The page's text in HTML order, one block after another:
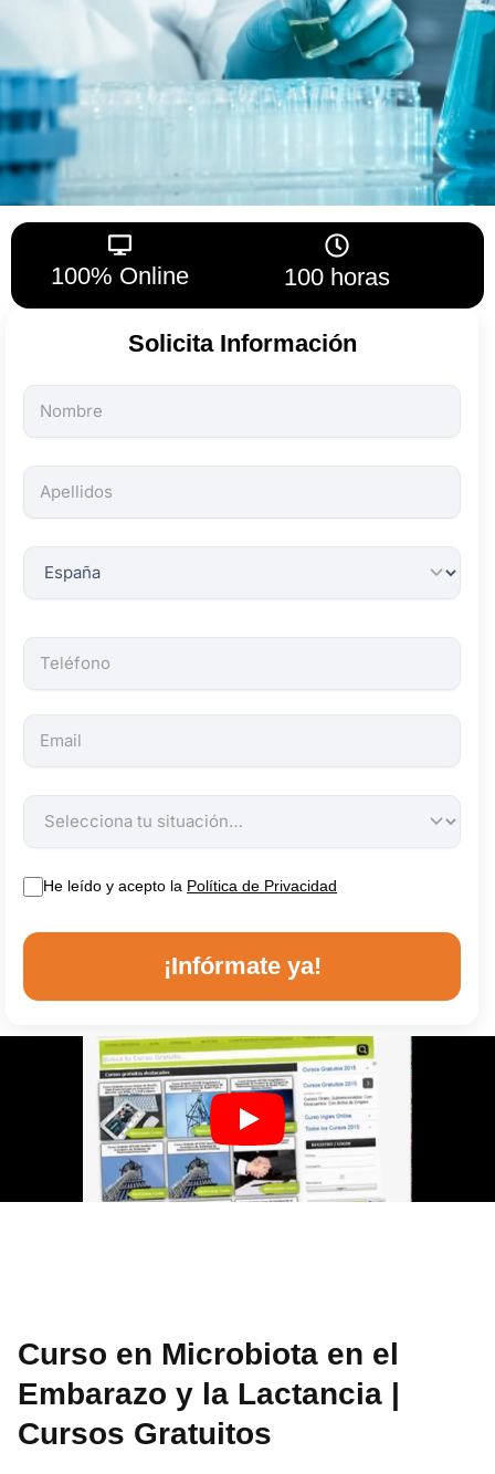
100% Online 100 horas
Solicita Información
Todos
los
son
obligatorios.
He leído y acepto la Política de Privacidad
¡Infórmate ya!
Curso en Microbiota en el
Embarazo y la Lactancia |
Cursos Gratuitos